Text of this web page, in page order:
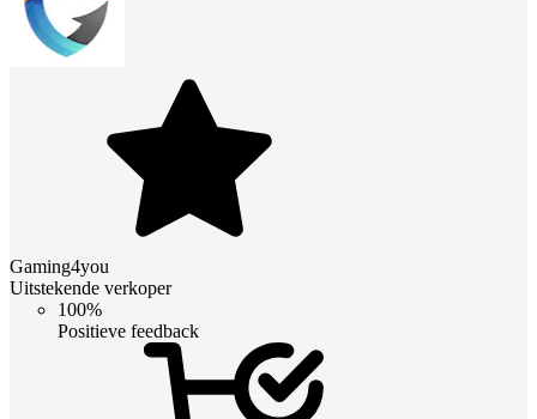
Gaming4you
Uitstekende verkoper
100%
Positieve feedback